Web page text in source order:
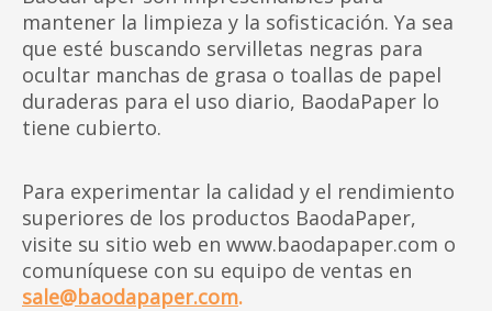
mantener la limpieza y la sofisticación. Ya sea
que esté buscando servilletas negras para
ocultar manchas de grasa o toallas de papel
duraderas para el uso diario, BaodaPaper lo
tiene cubierto.
Para experimentar la calidad y el rendimiento
superiores de los productos BaodaPaper,
visite su sitio web en www.baodapaper.com o
comuníquese con su equipo de ventas en
sale@baodapaper.com.